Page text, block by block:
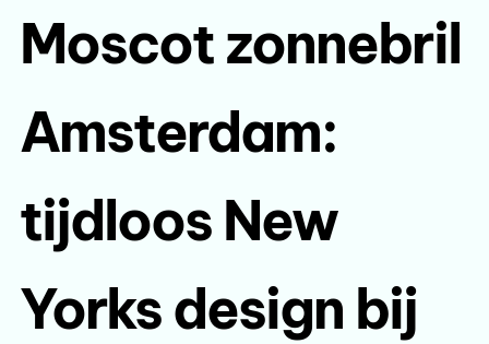
Moscot zonnebril
Amsterdam:
tijdloos New
Yorks design bij